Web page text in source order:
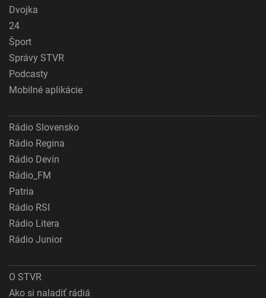
Dvojka
24
Šport
Správy STVR
Podcasty
Mobilné aplikácie
Rádio Slovensko
Rádio Regina
Rádio Devín
Rádio_FM
Patria
Rádio RSI
Rádio Litera
Rádio Junior
O STVR
Ako si naladiť rádiá